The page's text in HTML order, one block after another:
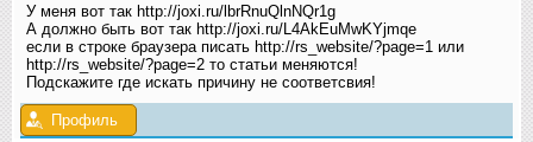
У меня вот так http://joxi.ru/lbrRnuQlnNQr1g
А должно быть вот так http://joxi.ru/L4AkEuMwKYjmqe
если в строке браузера писать http://rs_website/?page=1 или
http://rs_website/?page=2 то статьи меняются!
Подскажите где искать причину не соответсвия!
Профиль